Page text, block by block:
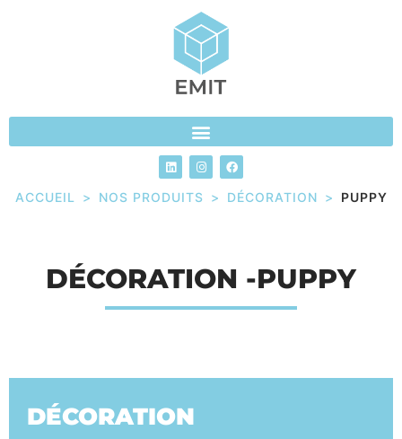
ACCUEIL > NOS PRODUITS > DÉCORATION > PUPPY
DÉCORATION -PUPPY
DÉCORATION